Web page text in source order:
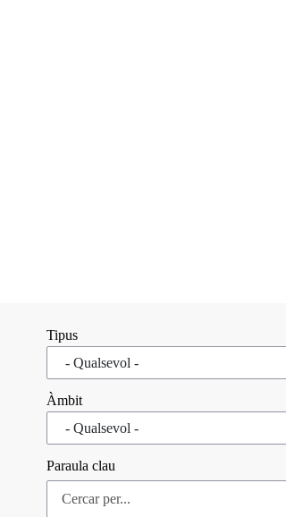
Tipus
Àmbit
Paraula clau